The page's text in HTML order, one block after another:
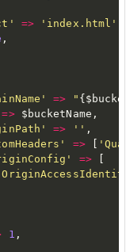
=> 'index.html'
,
=> " {
=> $bucketName ,
=> '' ,
=>
=>
1 ,